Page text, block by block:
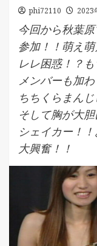
phi72110 2023
今回から秋葉
参加！！萌え
レレ困惑！？
メンバーも加
ちちくらまん
そして胸が大
シェイカー！
大興奮！！